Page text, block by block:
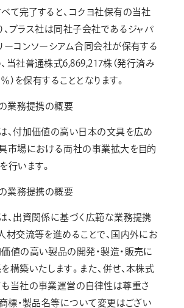
て完了すると、コクヨ社保有の当社
、プラス社は同社子会社であるジャパ
ーコンソーシアム合同会社が保有する
当社普通株式6,869,217株（発行済み
）を保有することとなります。
の業務提携の概要
、付加価値の高い日本の文具を広め
市場における両社の事業拡大を目的
行います。
の業務提携の概要
、出資関係に基づく広範な業務提携
材交流等を進めることで、国内外にお
値の高い製品の開発・製造・販売に
構築いたします。また、併せ、本株式
当社の事業運営の自律性は尊重さ
商標・製品名等について変更はござい